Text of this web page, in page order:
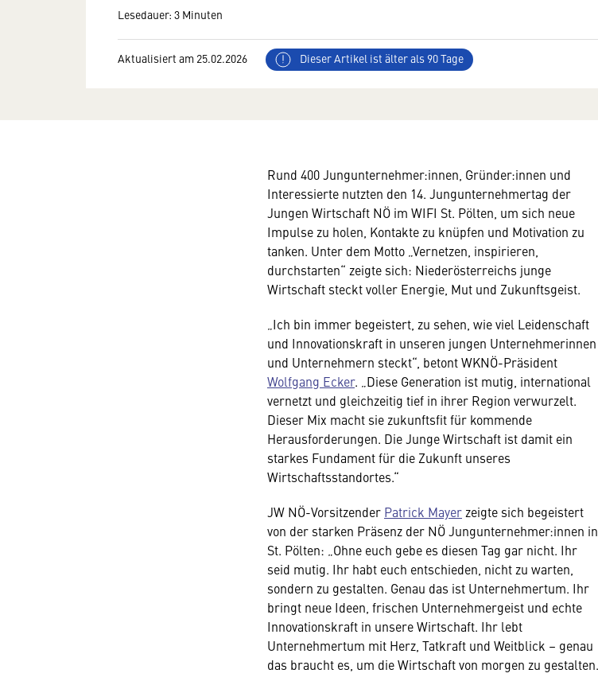
Lesedauer: 3 Minuten
Aktualisiert am 25.02.2026 Dieser Artikel ist älter als 90 Tage
Rund 400 Jungunternehmer:innen, Gründer:innen und
Interessierte nutzten den 14. Jungunternehmertag der
Jungen Wirtschaft NÖ im WIFI St. Pölten, um sich neue
Impulse zu holen, Kontakte zu knüpfen und Motivation zu
tanken. Unter dem Motto „Vernetzen, inspirieren,
durchstarten“ zeigte sich: Niederösterreichs junge
Wirtschaft steckt voller Energie, Mut und Zukunftsgeist.
„Ich bin immer begeistert, zu sehen, wie viel Leidenschaft
und Innovationskraft in unseren jungen Unternehmerinnen
und Unternehmern steckt“, betont WKNÖ-Präsident
Wolfgang Ecker. „Diese Generation ist mutig, international
vernetzt und gleichzeitig tief in ihrer Region verwurzelt.
Dieser Mix macht sie zukunftsfit für kommende
Herausforderungen. Die Junge Wirtschaft ist damit ein
starkes Fundament für die Zukunft unseres
Wirtschaftsstandortes.“
JW NÖ-Vorsitzender Patrick Mayer zeigte sich begeistert
von der starken Präsenz der NÖ Jungunternehmer:innen in
St. Pölten: „Ohne euch gebe es diesen Tag gar nicht. Ihr
seid mutig. Ihr habt euch entschieden, nicht zu warten,
sondern zu gestalten. Genau das ist Unternehmertum. Ihr
bringt neue Ideen, frischen Unternehmergeist und echte
Innovationskraft in unsere Wirtschaft. Ihr lebt
Unternehmertum mit Herz, Tatkraft und Weitblick – genau
das braucht es, um die Wirtschaft von morgen zu